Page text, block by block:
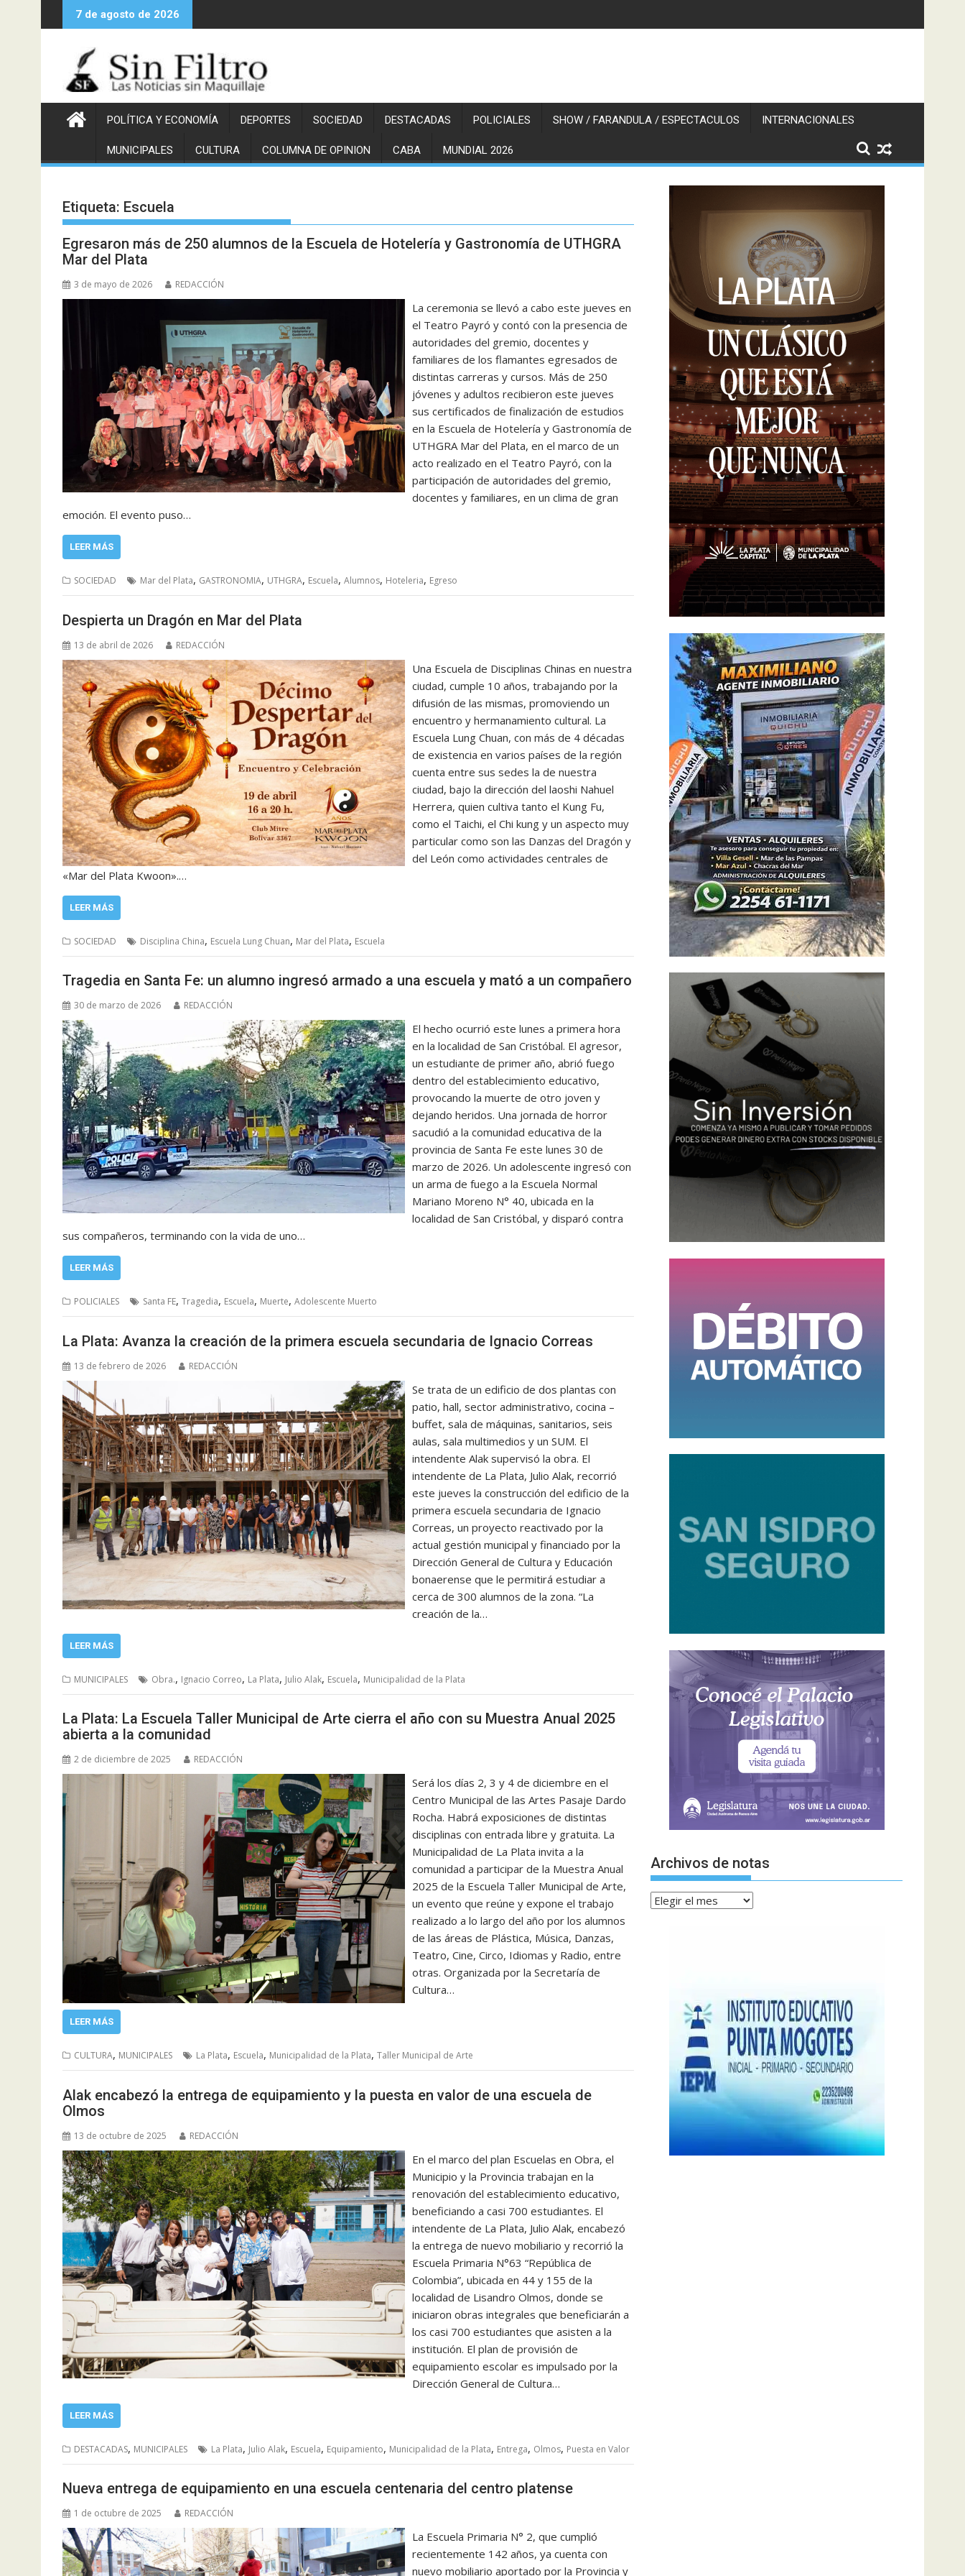
al
7 de agosto de 2026
POLÍTICA Y ECONOMÍA DEPORTES SOCIEDAD DESTACADAS POLICIALES SHOW / FARANDULA / ESPECTACULOS INTERNACIONALES
MUNICIPALES CULTURA COLUMNA DE OPINION CABA MUNDIAL 2026
Etiqueta: Escuela
Egresaron más de 250 alumnos de la Escuela de Hotelería y Gastronomía de UTHGRA
Mar del Plata
3 de mayo de 2026 REDACCIÓN
La ceremonia se llevó a cabo este jueves en
el Teatro Payró y contó con la presencia de
autoridades del gremio, docentes y
familiares de los flamantes egresados de
distintas carreras y cursos. Más de 250
jóvenes y adultos recibieron este jueves
sus certificados de finalización de estudios
en la Escuela de Hotelería y Gastronomía de
UTHGRA Mar del Plata, en el marco de un
acto realizado en el Teatro Payró, con la
participación de autoridades del gremio,
docentes y familiares, en un clima de gran
emoción. El evento puso…
LEER MÁS
SOCIEDAD Mar del Plata, GASTRONOMIA, UTHGRA, Escuela, Alumnos, Hoteleria, Egreso
Despierta un Dragón en Mar del Plata
13 de abril de 2026 REDACCIÓN
Una Escuela de Disciplinas Chinas en nuestra
ciudad, cumple 10 años, trabajando por la
difusión de las mismas, promoviendo un
encuentro y hermanamiento cultural. La
Escuela Lung Chuan, con más de 4 décadas
de existencia en varios países de la región
cuenta entre sus sedes la de nuestra
ciudad, bajo la dirección del laoshi Nahuel
Herrera, quien cultiva tanto el Kung Fu,
como el Taichi, el Chi kung y un aspecto muy
particular como son las Danzas del Dragón y
del León como actividades centrales de
«Mar del Plata Kwoon».…
LEER MÁS
SOCIEDAD Disciplina China, Escuela Lung Chuan, Mar del Plata, Escuela
Tragedia en Santa Fe: un alumno ingresó armado a una escuela y mató a un compañero
30 de marzo de 2026 REDACCIÓN
El hecho ocurrió este lunes a primera hora
en la localidad de San Cristóbal. El agresor,
un estudiante de primer año, abrió fuego
dentro del establecimiento educativo,
provocando la muerte de otro joven y
dejando heridos. Una jornada de horror
sacudió a la comunidad educativa de la
provincia de Santa Fe este lunes 30 de
marzo de 2026. Un adolescente ingresó con
un arma de fuego a la Escuela Normal
Mariano Moreno N° 40, ubicada en la
localidad de San Cristóbal, y disparó contra
sus compañeros, terminando con la vida de uno…
LEER MÁS
POLICIALES Santa FE, Tragedia, Escuela, Muerte, Adolescente Muerto
La Plata: Avanza la creación de la primera escuela secundaria de Ignacio Correas
13 de febrero de 2026 REDACCIÓN
Se trata de un edificio de dos plantas con
patio, hall, sector administrativo, cocina –
buffet, sala de máquinas, sanitarios, seis
aulas, sala multimedios y un SUM. El
intendente Alak supervisó la obra. El
intendente de La Plata, Julio Alak, recorrió
este jueves la construcción del edificio de la
primera escuela secundaria de Ignacio
Correas, un proyecto reactivado por la
actual gestión municipal y financiado por la
Dirección General de Cultura y Educación
bonaerense que le permitirá estudiar a
cerca de 300 alumnos de la zona. “La
creación de la…
LEER MÁS
MUNICIPALES Obra., Ignacio Correo, La Plata, Julio Alak, Escuela, Municipalidad de la Plata
La Plata: La Escuela Taller Municipal de Arte cierra el año con su Muestra Anual 2025
abierta a la comunidad
2 de diciembre de 2025 REDACCIÓN
Será los días 2, 3 y 4 de diciembre en el
Centro Municipal de las Artes Pasaje Dardo
Rocha. Habrá exposiciones de distintas
disciplinas con entrada libre y gratuita. La
Municipalidad de La Plata invita a la
comunidad a participar de la Muestra Anual
2025 de la Escuela Taller Municipal de Arte,
un evento que reúne y expone el trabajo
realizado a lo largo del año por los alumnos
de las áreas de Plástica, Música, Danzas,
Teatro, Cine, Circo, Idiomas y Radio, entre
otras. Organizada por la Secretaría de
Cultura…
LEER MÁS
CULTURA, MUNICIPALES La Plata, Escuela, Municipalidad de la Plata, Taller Municipal de Arte
Alak encabezó la entrega de equipamiento y la puesta en valor de una escuela de
Olmos
13 de octubre de 2025 REDACCIÓN
En el marco del plan Escuelas en Obra, el
Municipio y la Provincia trabajan en la
renovación del establecimiento educativo,
beneficiando a casi 700 estudiantes. El
intendente de La Plata, Julio Alak, encabezó
la entrega de nuevo mobiliario y recorrió la
Escuela Primaria N°63 “República de
Colombia”, ubicada en 44 y 155 de la
localidad de Lisandro Olmos, donde se
iniciaron obras integrales que beneficiarán a
los casi 700 estudiantes que asisten a la
institución. El plan de provisión de
equipamiento escolar es impulsado por la
Dirección General de Cultura…
LEER MÁS
DESTACADAS, MUNICIPALES La Plata, Julio Alak, Escuela, Equipamiento, Municipalidad de la Plata, Entrega, Olmos, Puesta en Valor
Nueva entrega de equipamiento en una escuela centenaria del centro platense
1 de octubre de 2025 REDACCIÓN
La Escuela Primaria N° 2, que cumplió
recientemente 142 años, ya cuenta con
nuevo mobiliario aportado por la Provincia y
Archivos de notas
Archivos